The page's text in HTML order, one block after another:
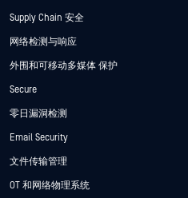
Supply Chain 安全
网络检测与响应
外围和可移动多媒体 保护
Secure
零日漏洞检测
Email Security
文件传输管理
OT 和网络物理系统